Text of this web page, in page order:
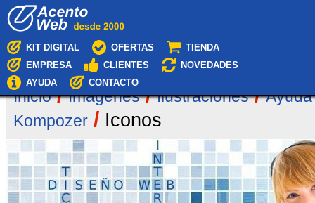
KIT DIGITAL OFERTAS
TIENDA
EMPRESA
CLIENTES
NOVEDADES
AYUDA
CONTACTO
Inicio /Imágenes /Ilustraciones /Ayuda
Kompozer / Iconos